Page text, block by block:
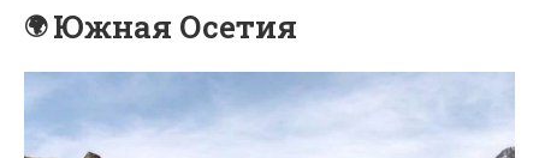
Южная Осетия